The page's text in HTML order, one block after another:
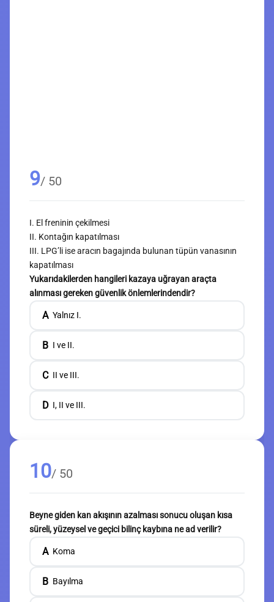
9/ 50
I. El freninin çekilmesi
II. Kontağın kapatılması
III. LPG’li ise aracın bagajında bulunan tüpün vanasının
kapatılması
Yukarıdakilerden hangileri kazaya uğrayan araçta
alınması gereken güvenlik önlemlerindendir?
A Yalnız I.
B I ve II.
C II ve III.
D I, II ve III.
10/ 50
Beyne giden kan akışının azalması sonucu oluşan kısa
süreli, yüzeysel ve geçici bilinç kaybına ne ad verilir?
A Koma
B Bayılma